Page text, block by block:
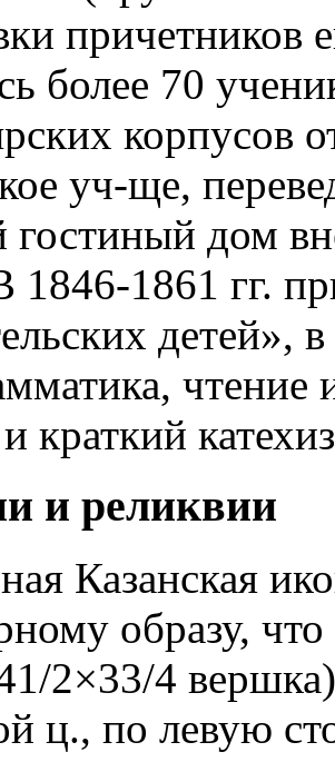
причетников
более 70
корпусов
уч-ще,
дом
1846-1861 гг.
детей»,
краткий
и реликвии
Казанская
образу,
2×33/4
ц., по левую